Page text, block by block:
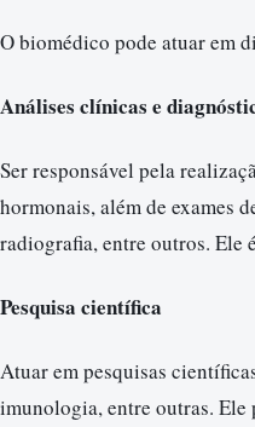
O biomédico pode atuar em
Análises clínicas e
Ser responsável pela
hormonais, além de exames
radiografia, entre outros. Ele
Pesquisa científica
Atuar em pesquisas
imunologia, entre outras. Ele